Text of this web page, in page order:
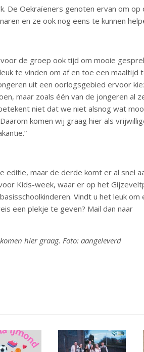
De Oekraïeners genoten ervan om op
en ze ook nog eens te kunnen
de groep ook tijd om mooie
te vinden om af en toe een maaltijd
uit een oorlogsgebied ervoor
maar zoals één van de jongeren al
niet dat we niet alsnog wat
komen wij graag hier als
editie, maar de derde komt er al snel
Kids-week, waar er op het
Vindt u het leuk om
een plekje te geven? Mail dan naar
hier graag. Foto: aangeleverd